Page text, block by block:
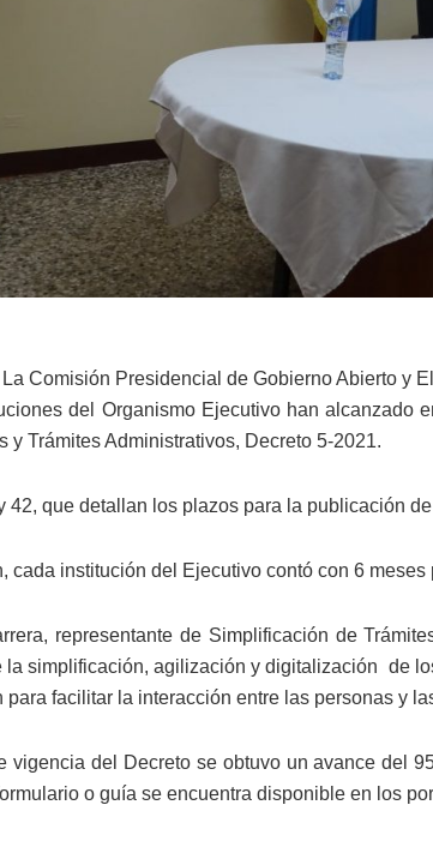
Comisión Presidencial de Gobierno Abierto y
del Organismo Ejecutivo han alcanzado
y Trámites Administrativos, Decreto 5-2021.
42, que detallan los plazos para la publicación
cada institución del Ejecutivo contó con 6
representante de Simplificación de
la simplificación, agilización y digitalización de
facilitar la interacción entre las personas y
vigencia del Decreto se obtuvo un avance del
o guía se encuentra disponible en los